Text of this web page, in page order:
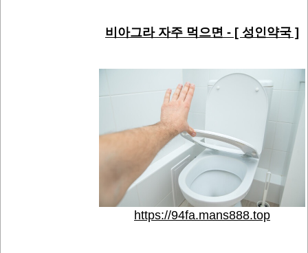
비아그라 자주 먹으면 - [ 성인약국 ]
https://94fa.mans888.top